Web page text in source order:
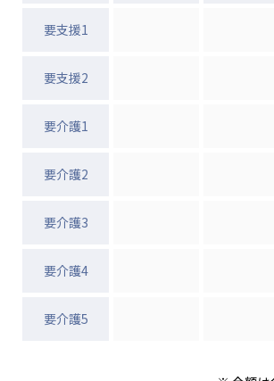
海外
海外グループ会社
共生（大連）商務諮詢有限公司
Angkor-Japan Friendship International
クヴィアン小学校・カンボジア日本友好共生
NGO共生の家
要支援1
要支援2
要介護1
要介護2
要介護3
要介護4
要介護5